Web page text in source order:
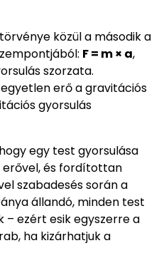
közül a második a
F = m × a,
szorzata.
erő a gravitációs
gyorsulás
egy test gyorsulása
erővel, és fordítottan
szabadesés során a
állandó, minden test
– ezért esik egyszerre a
ha kizárhatjuk a